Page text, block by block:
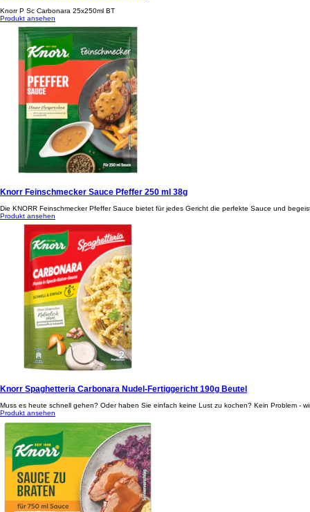
Knorr P Sc Carbonara 25x250ml BT
Produkt ansehen
Knorr Feinschmecker Sauce Pfeffer 250 ml 38g
Die KNORR Feinschmecker Pfeffer Sauce bietet für jedes Gericht die perfekte Sauce und
Produkt ansehen
Knorr Spaghetteria Carbonara Nudel-Fertiggericht 190g Beutel
Muss es heute schnell gehen? Oder haben Sie einfach keine Lust zu kochen? Kein Problem -
Produkt ansehen